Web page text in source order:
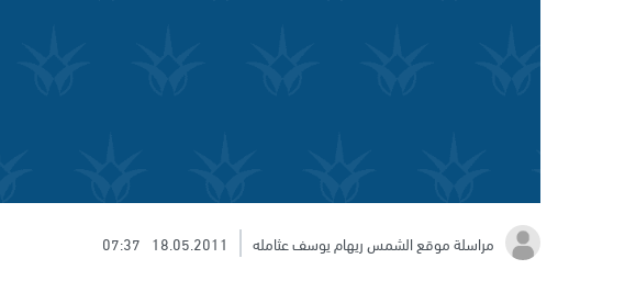
مراسلة موقع الشمس ريهام يوسف عثامله 18.05.2011
07:37